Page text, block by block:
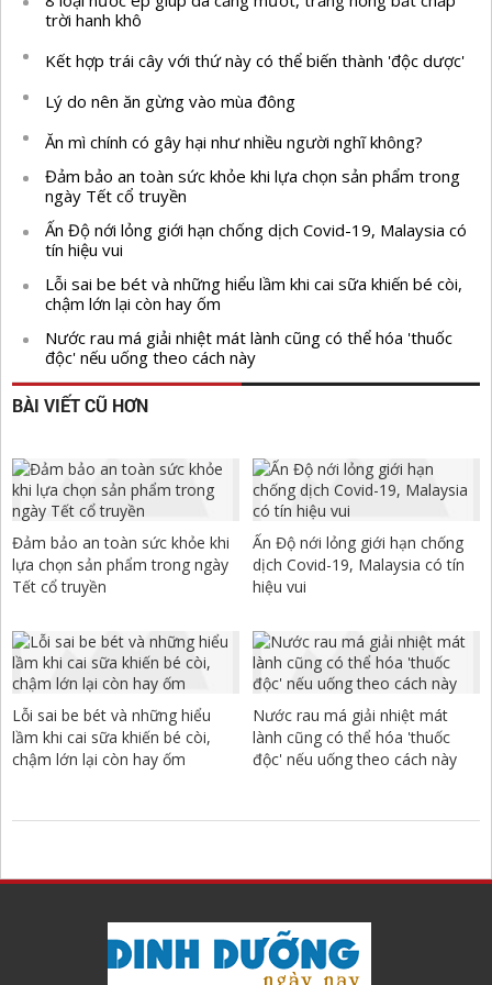
trời hanh khô
Kết hợp trái cây với thứ này có thể biến thành 'độc dược'
Lý do nên ăn gừng vào mùa đông
Ăn mì chính có gây hại như nhiều người nghĩ không?
Đảm bảo an toàn sức khỏe khi lựa chọn sản phẩm trong
ngày Tết cổ truyền
Ấn Độ nới lỏng giới hạn chống dịch Covid-19, Malaysia có
tín hiệu vui
Lỗi sai be bét và những hiểu lầm khi cai sữa khiến bé còi,
chậm lớn lại còn hay ốm
Nước rau má giải nhiệt mát lành cũng có thể hóa 'thuốc
độc' nếu uống theo cách này
BÀI VIẾT CŨ HƠN
Đảm bảo an toàn sức khỏe khi
lựa chọn sản phẩm trong ngày
Tết cổ truyền
Ấn Độ nới lỏng giới hạn chống
dịch Covid-19, Malaysia có tín
hiệu vui
Lỗi sai be bét và những hiểu
lầm khi cai sữa khiến bé còi,
chậm lớn lại còn hay ốm
Nước rau má giải nhiệt mát
lành cũng có thể hóa 'thuốc
độc' nếu uống theo cách này